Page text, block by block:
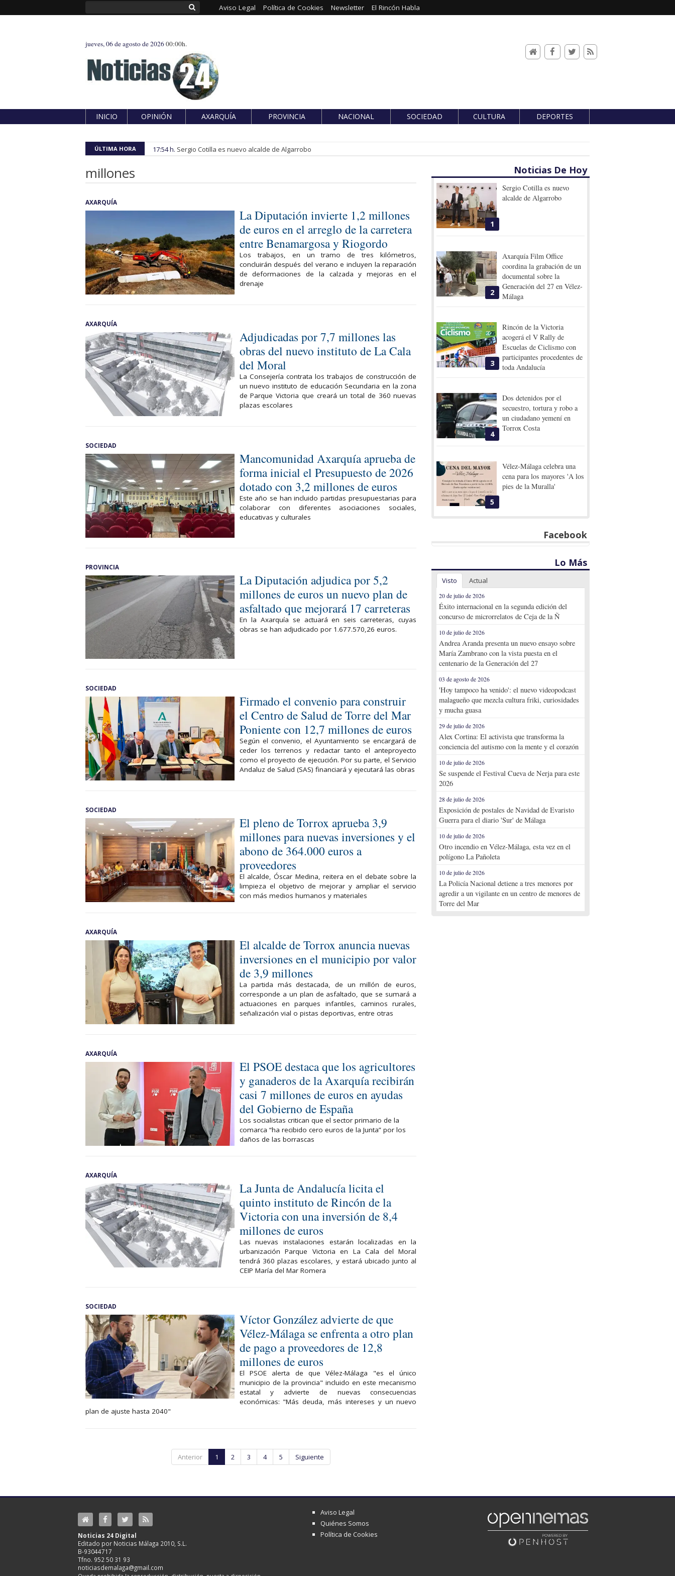
Aviso Legal Política de Cookies Newsletter El Rincón Habla
jueves, 06 de agosto de 202600:00h.
INICIO OPINIÓN AXARQUÍA PROVINCIA NACIONAL SOCIEDAD CULTURA DEPORTES
ÚLTIMA HORA 17:54 h. Sergio Cotilla es nuevo alcalde de Algarrobo
millones
AXARQUÍA
La Diputación invierte 1,2 millones
de euros en el arreglo de la carretera
entre Benamargosa y Riogordo
Los trabajos, en un tramo de tres kilómetros,
concluirán después del verano e incluyen la reparación
de deformaciones de la calzada y mejoras en el
drenaje
AXARQUÍA
Adjudicadas por 7,7 millones las
obras del nuevo instituto de La Cala
del Moral
La Consejería contrata los trabajos de construcción de
un nuevo instituto de educación Secundaria en la zona
de Parque Victoria que creará un total de 360 nuevas
plazas escolares
SOCIEDAD
Mancomunidad Axarquía aprueba de
forma inicial el Presupuesto de 2026
dotado con 3,2 millones de euros
Este año se han incluido partidas presupuestarias para
colaborar con diferentes asociaciones sociales,
educativas y culturales
PROVINCIA
La Diputación adjudica por 5,2
millones de euros un nuevo plan de
asfaltado que mejorará 17 carreteras
En la Axarquía se actuará en seis carreteras, cuyas
obras se han adjudicado por 1.677.570,26 euros.
SOCIEDAD
Firmado el convenio para construir
el Centro de Salud de Torre del Mar
Poniente con 12,7 millones de euros
Según el convenio, el Ayuntamiento se encargará de
ceder los terrenos y redactar tanto el anteproyecto
como el proyecto de ejecución. Por su parte, el Servicio
Andaluz de Salud (SAS) financiará y ejecutará las obras
SOCIEDAD
El pleno de Torrox aprueba 3,9
millones para nuevas inversiones y el
abono de 364.000 euros a
proveedores
El alcalde, Óscar Medina, reitera en el debate sobre la
limpieza el objetivo de mejorar y ampliar el servicio
con más medios humanos y materiales
AXARQUÍA
El alcalde de Torrox anuncia nuevas
inversiones en el municipio por valor
de 3,9 millones
La partida más destacada, de un millón de euros,
corresponde a un plan de asfaltado, que se sumará a
actuaciones en parques infantiles, caminos rurales,
señalización vial o pistas deportivas, entre otras
AXARQUÍA
El PSOE destaca que los agricultores
y ganaderos de la Axarquía recibirán
casi 7 millones de euros en ayudas
del Gobierno de España
Los socialistas critican que el sector primario de la
comarca “ha recibido cero euros de la Junta” por los
daños de las borrascas
AXARQUÍA
La Junta de Andalucía licita el
quinto instituto de Rincón de la
Victoria con una inversión de 8,4
millones de euros
Las nuevas instalaciones estarán localizadas en la
urbanización Parque Victoria en La Cala del Moral
tendrá 360 plazas escolares, y estará ubicado junto al
CEIP María del Mar Romera
SOCIEDAD
Víctor González advierte de que
Vélez-Málaga se enfrenta a otro plan
de pago a proveedores de 12,8
millones de euros
El PSOE alerta de que Vélez-Málaga "es el único
municipio de la provincia" incluido en este mecanismo
estatal y advierte de nuevas consecuencias
económicas: "Más deuda, más intereses y un nuevo
plan de ajuste hasta 2040"
Anterior 1 2 3 4 5 Siguiente
Noticias De Hoy
1
Sergio Cotilla es nuevo
alcalde de Algarrobo
2
Axarquía Film Office
coordina la grabación de un
documental sobre la
Generación del 27 en Vélez-
Málaga
3
Rincón de la Victoria
acogerá el V Rally de
Escuelas de Ciclismo con
participantes procedentes de
toda Andalucía
4
Dos detenidos por el
secuestro, tortura y robo a
un ciudadano yemení en
Torrox Costa
5
Vélez-Málaga celebra una
cena para los mayores 'A los
pies de la Muralla'
Facebook
Lo Más
Visto Actual
20 de julio de 2026
Éxito internacional en la segunda edición del
concurso de microrrelatos de Ceja de la Ñ
10 de julio de 2026
Andrea Aranda presenta un nuevo ensayo sobre
María Zambrano con la vista puesta en el
centenario de la Generación del 27
03 de agosto de 2026
'Hoy tampoco ha venido': el nuevo videopodcast
malagueño que mezcla cultura friki, curiosidades
y mucha guasa
29 de julio de 2026
Alex Cortina: El activista que transforma la
conciencia del autismo con la mente y el corazón
10 de julio de 2026
Se suspende el Festival Cueva de Nerja para este
2026
28 de julio de 2026
Exposición de postales de Navidad de Evaristo
Guerra para el diario 'Sur' de Málaga
10 de julio de 2026
Otro incendio en Vélez-Málaga, esta vez en el
polígono La Pañoleta
10 de julio de 2026
La Policía Nacional detiene a tres menores por
agredir a un vigilante en un centro de menores de
Torre del Mar
Noticias 24 Digital
Editado por Noticias Málaga 2010, S.L.
B-93044717
Tfno. 952 50 31 93
noticiasdemalaga@gmail.com
Aviso Legal
Quiénes Somos
Política de Cookies